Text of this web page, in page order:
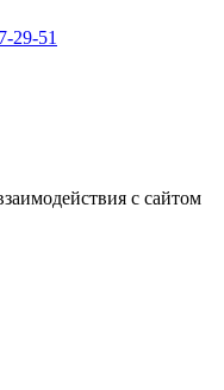
29-51
с сайтом